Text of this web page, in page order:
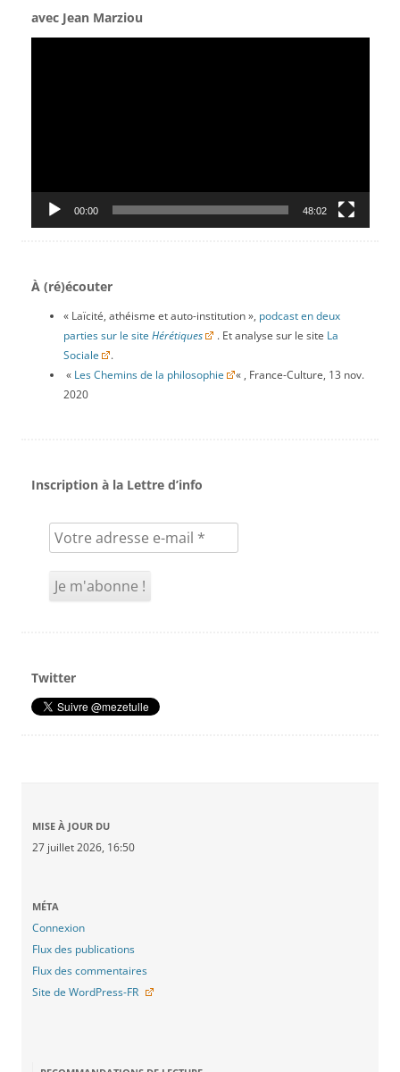
avec Jean Marziou
Lecteur
00:00 48:02
À (ré)écouter
« Laïcité, athéisme et auto-institution », podcast en deux
parties sur le site Hérétiques . Et analyse sur le site La
Sociale
.
« Les Chemins de la philosophie
« , France-Culture, 13 nov.
2020
Inscription à la Lettre d’info
Twitter
MISE À JOUR DU
27 juillet 2026, 16:50
MÉTA
Connexion
Flux des publications
Flux des commentaires
Site de WordPress-FR